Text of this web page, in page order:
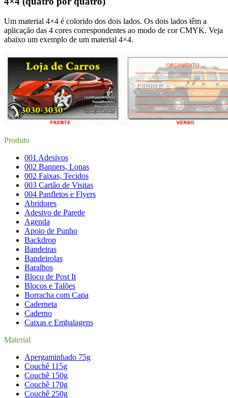
Um material 4×4 é colorido dos dois lados. Os dois lados têm a
aplicação das 4 cores correspondentes ao modo de cor CMYK. Veja
abaixo um exemplo de um material 4×4.
Produto
001 Adesivos
002 Banners, Lonas
002 Faixas, Tecidos
003 Cartão de Visitas
004 Panfletos e Flyers
Abridores
Adesivo de Parede
Agenda
Apoio de Punho
Backdrop
Bandeiras
Bandeirolas
Baralhos
Bloco de Post It
Blocos e Talões
Borracha com Capa
Caderneta
Caderno
Caixas e Embalagens
Material
Apergaminhado 75g
Couchê 115g
Couchê 150g
Couchê 170g
Couchê 250g